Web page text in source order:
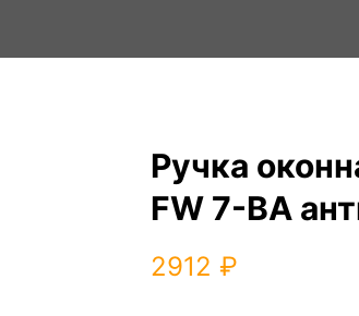
Ручка
FW 7-BA
2912 ₽